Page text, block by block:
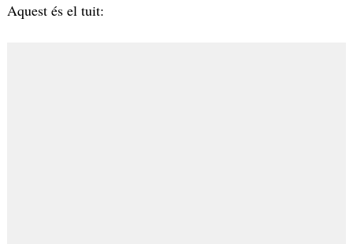
Aquest és el tuit: